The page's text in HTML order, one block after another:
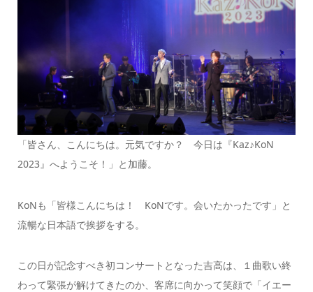
「皆さん、こんにちは。元気ですか？ 今日は『Kaz♪KoN
2023』へようこそ！」と加藤。
KoNも「皆様こんにちは！ KoNです。会いたかったです」と
流暢な日本語で挨拶をする。
この日が記念すべき初コンサートとなった吉高は、１曲歌い終
わって緊張が解けてきたのか、客席に向かって笑顔で「イエー